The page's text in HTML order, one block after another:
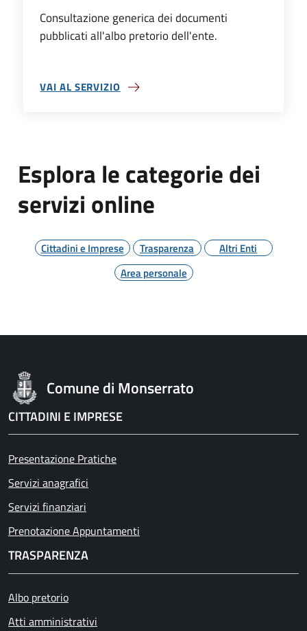
Consultazione generica dei documenti
pubblicati all'albo pretorio dell'ente.
VAI AL SERVIZIO
SU DOCUMENTI ALL'ALBO
Esplora le categorie dei
servizi online
Cittadini e Imprese Trasparenza
Altri Enti
Area personale
Comune di Monserrato
CITTADINI E IMPRESE
Presentazione Pratiche
Servizi anagrafici
Servizi finanziari
Prenotazione Appuntamenti
TRASPARENZA
Albo pretorio
Atti amministrativi